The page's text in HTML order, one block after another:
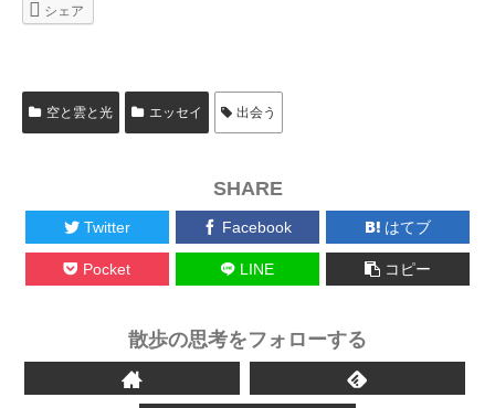
シェア
空と雲と光 エッセイ 出会う
SHARE
Twitter Facebook はてブ
Pocket LINE コピー
散歩の思考をフォローする